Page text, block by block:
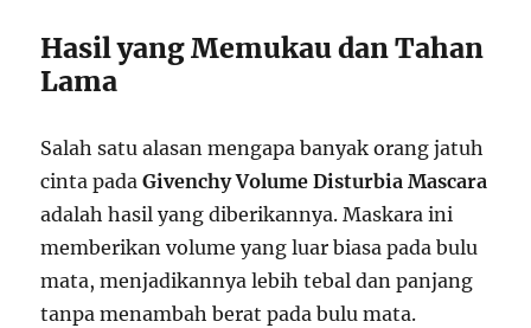
Hasil yang Memukau dan Tahan
Lama
Salah satu alasan mengapa banyak orang jatuh
cinta padaGivenchy Volume Disturbia Mascara
adalah hasil yang diberikannya. Maskara ini
memberikan volume yang luar biasa pada bulu
mata, menjadikannya lebih tebal dan panjang
tanpa menambah berat pada bulu mata.